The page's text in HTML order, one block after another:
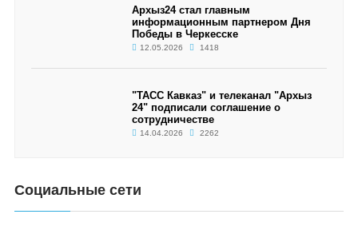
Архыз24 стал главным
информационным партнером Дня
Победы в Черкесске
12.05.2026 1418
"ТАСС Кавказ" и телеканал "Архыз
24" подписали соглашение о
сотрудничестве
14.04.2026 2262
Социальные сети